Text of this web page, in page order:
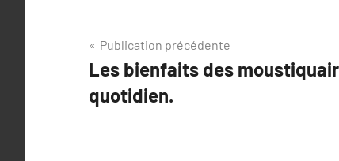
Navigation
de
l’article
Publication précédente
Les bienfaits des
quotidien.